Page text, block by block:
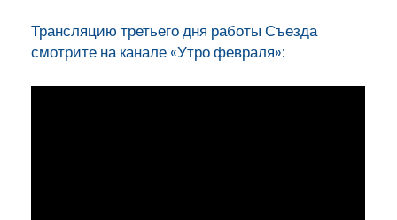
Трансляцию третьего дня работы Съезда
смотрите на канале «Утро февраля»: